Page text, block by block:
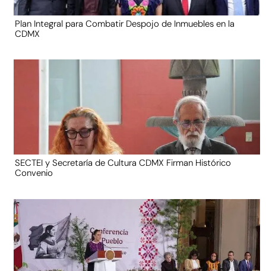
Plan Integral para Combatir Despojo de Inmuebles en la
CDMX
SECTEI y Secretaría de Cultura CDMX Firman Histórico
Convenio